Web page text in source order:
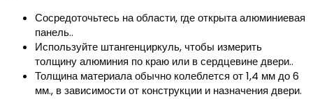
Сосредоточьтесь на области, где открыта алюминиевая
панель..
Используйте штангенциркуль, чтобы измерить
толщину алюминия по краю или в сердцевине двери..
Толщина материала обычно колеблется от 1,4 мм до 6
мм., в зависимости от конструкции и назначения двери.